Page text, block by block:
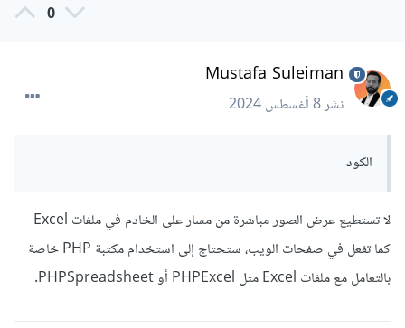
0
Mustafa Suleiman
نشر8 أغسطس 2024
الكود
لا تستطيع عرض الصور مباشرة من مسار على الخادم في ملفات Excel
كما تفعل في صفحات الويب، ستحتاج إلى استخدام مكتبة PHP خاصة
بالتعامل مع ملفات Excel مثل PHPExcel أو PHPSpreadsheet.